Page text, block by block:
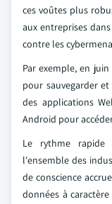
ces voûtes plus
aux entreprises
contre les
Par exemple, en
pour sauvegarder
des applications
Android pour
Le rythme rapide
l'ensemble des
de conscience
données à